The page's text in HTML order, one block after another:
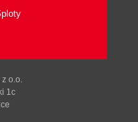
języka
Client
z o.o.
1c